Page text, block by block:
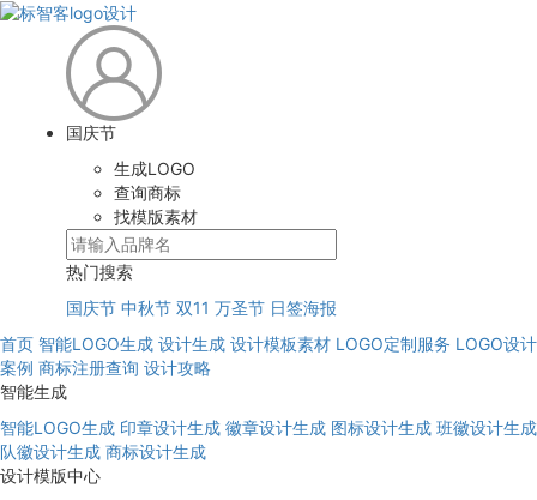
国庆节
生成LOGO
查询商标
找模版素材
热门搜索
国庆节 中秋节 双11 万圣节 日签海报
首页 智能LOGO生成 设计生成 设计模板素材 LOGO定制服务 LOGO设计
案例 商标注册查询 设计攻略
智能生成
智能LOGO生成 印章设计生成 徽章设计生成 图标设计生成 班徽设计生成
队徽设计生成 商标设计生成
设计模版中心